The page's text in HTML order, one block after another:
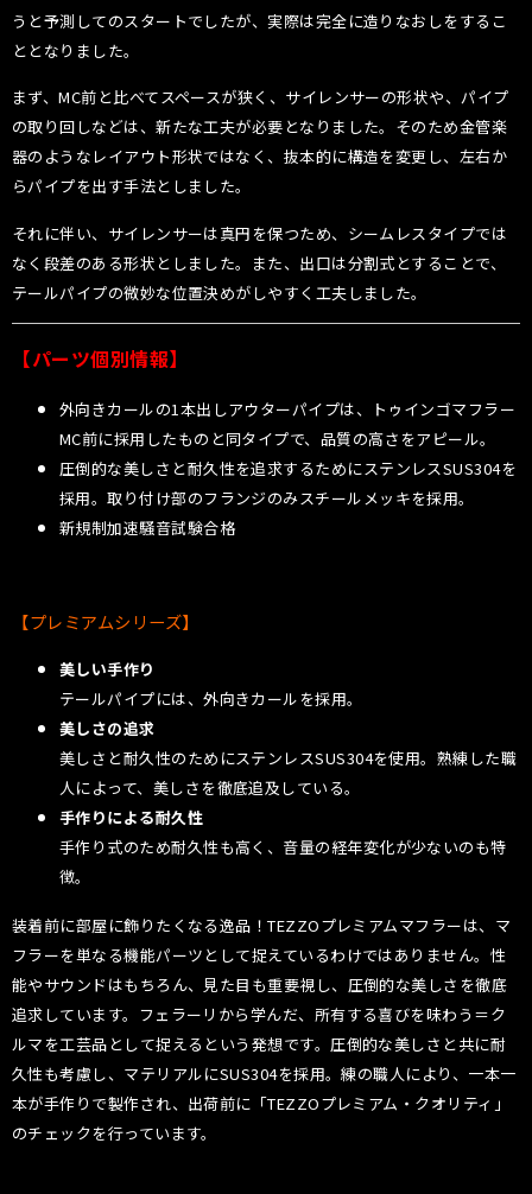
うと予測してのスタートでしたが、実際は完全に造りなおしをするこ
ととなりました。
まず、MC前と比べてスペースが狭く、サイレンサーの形状や、パイプ
の取り回しなどは、新たな工夫が必要となりました。そのため金管楽
器のようなレイアウト形状ではなく、抜本的に構造を変更し、左右か
らパイプを出す手法としました。
それに伴い、サイレンサーは真円を保つため、シームレスタイプでは
なく段差のある形状としました。また、出口は分割式とすることで、
テールパイプの微妙な位置決めがしやすく工夫しました。
【パーツ個別情報】
外向きカールの1本出しアウターパイプは、トゥインゴマフラー
MC前に採用したものと同タイプで、品質の高さをアピール。
圧倒的な美しさと耐久性を追求するためにステンレスSUS304を
採用。取り付け部のフランジのみスチールメッキを採用。
新規制加速騒音試験合格
【プレミアムシリーズ】
美しい手作り
テールパイプには、外向きカールを採用。
美しさの追求
美しさと耐久性のためにステンレスSUS304を使用。熟練した職
人によって、美しさを徹底追及している。
手作りによる耐久性
手作り式のため耐久性も高く、音量の経年変化が少ないのも特
徴。
装着前に部屋に飾りたくなる逸品！TEZZOプレミアムマフラーは、マ
フラーを単なる機能パーツとして捉えているわけではありません。性
能やサウンドはもちろん、見た目も重要視し、圧倒的な美しさを徹底
追求しています。フェラーリから学んだ、所有する喜びを味わう＝ク
ルマを工芸品として捉えるという発想です。圧倒的な美しさと共に耐
久性も考慮し、マテリアルにSUS304を採用。練の職人により、一本一
本が手作りで製作され、出荷前に「TEZZOプレミアム・クオリティ」
のチェックを行っています。